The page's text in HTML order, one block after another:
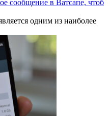
сообщение в Ватсапе, чтоб
одним из наиболее